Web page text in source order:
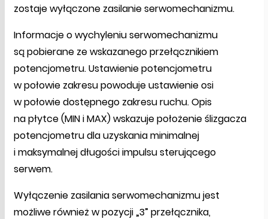
zostaje wyłączone zasilanie serwomechanizmu.
Informacje o wychyleniu serwomechanizmu
są pobierane ze wskazanego przełącznikiem
potencjometru. Ustawienie potencjometru
w połowie zakresu powoduje ustawienie osi
w połowie dostępnego zakresu ruchu. Opis
na płytce (MIN i MAX) wskazuje położenie ślizgacza
potencjometru dla uzyskania minimalnej
i maksymalnej długości impulsu sterującego
serwem.
Wyłączenie zasilania serwomechanizmu jest
możliwe również w pozycji „3” przełącznika,